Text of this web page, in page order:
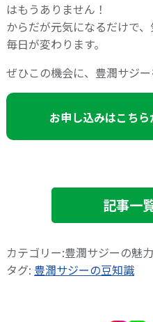
はもうありません！
からだが元気になるだけで
毎日が変わります。
ぜひこの機会に、豊潤サジ
お申し込みはこちら
記事一
カテゴリー:豊潤サジーの魅力
タグ: 豊潤サジーの豆知識